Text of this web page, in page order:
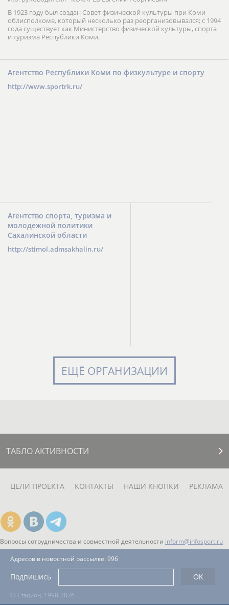
В 1923 году был создан Совет физической культуры при Коми
облисполкоме, который несколько раз реорганизовывался; с 1994
года существует как Министерство физической культуры, спорта
и туризма Республики Коми.
Агентство Республики Коми по физкультуре и спорту
http://www.sportrk.ru/
Агентство спорта, туризма и
молодежной политики
Сахалинской области
http://stimol.admsakhalin.ru/
ЕЩЁ ОРГАНИЗАЦИИ
ТАБЛО АКТИВНОСТИ
ЦЕЛИ ПРОЕКТА КОНТАКТЫ НАШИ КНОПКИ РЕКЛАМА
Вопросы сотрудничества и совместной деятельности inform@infosport.ru
© Стадион, 1998-2026
Адресов в новостной рассылке: 996
Подпишись